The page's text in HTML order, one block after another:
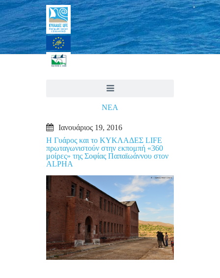
ΝΕΑ
Ιανουάριος 19, 2016
Η Γυάρος και το ΚΥΚΛΑΔΕΣ LIFE
πρωταγωνιστούν στην εκπομπή «360
μοίρες» της Σοφίας Παπαϊωάννου στον
ALPHA